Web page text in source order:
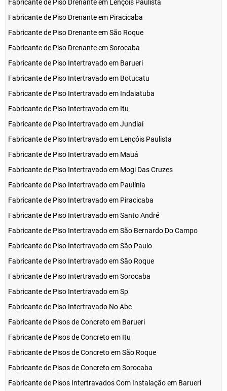
Fabricante de Piso Drenante em Lençóis Paulista
Fabricante de Piso Drenante em Piracicaba
Fabricante de Piso Drenante em São Roque
Fabricante de Piso Drenante em Sorocaba
Fabricante de Piso Intertravado em Barueri
Fabricante de Piso Intertravado em Botucatu
Fabricante de Piso Intertravado em Indaiatuba
Fabricante de Piso Intertravado em Itu
Fabricante de Piso Intertravado em Jundiaí
Fabricante de Piso Intertravado em Lençóis Paulista
Fabricante de Piso Intertravado em Mauá
Fabricante de Piso Intertravado em Mogi Das Cruzes
Fabricante de Piso Intertravado em Paulínia
Fabricante de Piso Intertravado em Piracicaba
Fabricante de Piso Intertravado em Santo André
Fabricante de Piso Intertravado em São Bernardo Do Campo
Fabricante de Piso Intertravado em São Paulo
Fabricante de Piso Intertravado em São Roque
Fabricante de Piso Intertravado em Sorocaba
Fabricante de Piso Intertravado em Sp
Fabricante de Piso Intertravado No Abc
Fabricante de Pisos de Concreto em Barueri
Fabricante de Pisos de Concreto em Itu
Fabricante de Pisos de Concreto em São Roque
Fabricante de Pisos de Concreto em Sorocaba
Fabricante de Pisos Intertravados Com Instalação em Barueri